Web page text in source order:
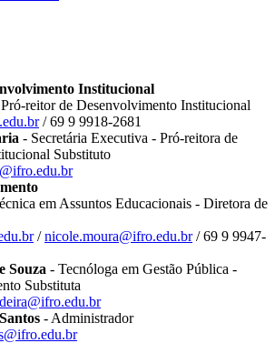
Institucional
reitor de Desenvolvimento Institucional
/ 69 9 9918-2681
- Secretária Executiva - Pró-reitora de
Substituto
em Assuntos Educacionais - Diretora de
/nicole.moura@ifro.edu.br/ 69 9 9947-
Souza - Tecnóloga em Gestão Pública -
Substituta
ifro.edu.br
- Administrador
edu.br